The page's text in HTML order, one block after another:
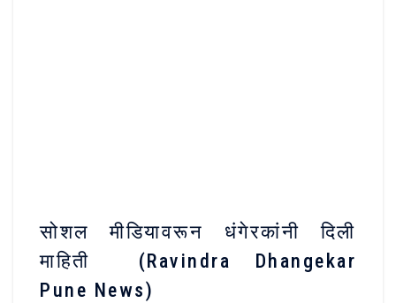
सोशल मीडियावरून धंगेरकांनी दिली
माहिती (Ravindra Dhangekar
Pune News)